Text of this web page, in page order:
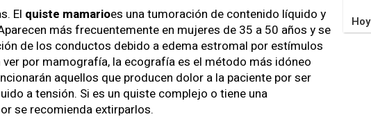
El quiste mamarioes una tumoración de contenido líquido y
más frecuentemente en mujeres de 35 a 50 años y se
de los conductos debido a edema estromal por estímulos
ver por mamografía, la ecografía es el método más idóneo
aquellos que producen dolor a la paciente por ser
a tensión. Si es un quiste complejo o tiene una
se recomienda extirparlos.
Hoy